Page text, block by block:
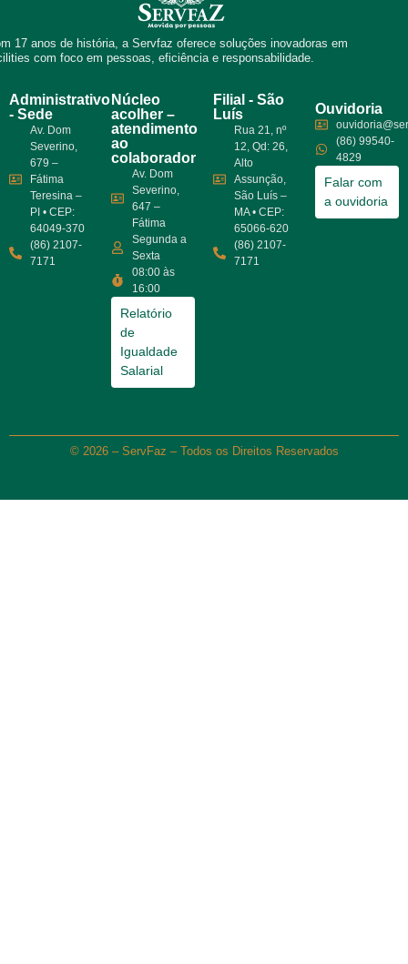
17 anos de história, a Servfaz oferece soluções inovadoras em
com foco em pessoas, eficiência e responsabilidade.
Administrativo
- Sede
Av. Dom
Severino,
679 –
Fátima
Teresina –
PI • CEP:
64049-370
(86) 2107-
7171
Núcleo
acolher –
atendimento
ao
colaborador
Av. Dom
Severino,
647 –
Fátima
Segunda a
Sexta
08:00 às
16:00
Relatório
de
Igualdade
Salarial
Filial - São
Luís
Rua 21, nº
12, Qd: 26,
Alto
Assunção,
São Luís –
MA • CEP:
65066-620
(86) 2107-
7171
Ouvidoria
(86) 99540-
4829
Falar com
a ouvidoria
© 2026 – ServFaz – Todos os Direitos Reservados